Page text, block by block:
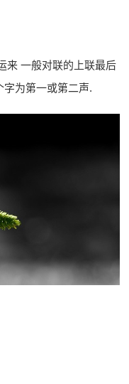
来 一般对联的上联最后
为第一或第二声.